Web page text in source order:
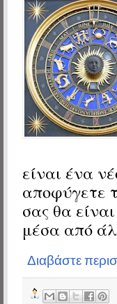
είναι ένα
αποφύγετε
σας θα
μέσα από
Διαβάστε